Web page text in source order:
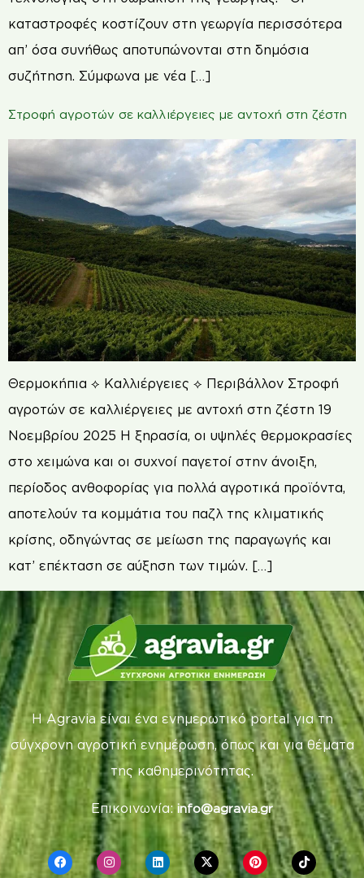
καταστροφές κοστίζουν στη γεωργία περισσότερα
απ’ όσα συνήθως αποτυπώνονται στη δημόσια
συζήτηση. Σύμφωνα με νέα […]
Στροφή αγροτών σε καλλιέργειες με αντοχή στη ζέστη
Θερμοκήπια ⟡ Καλλιέργειες ⟡ Περιβάλλον Στροφή
αγροτών σε καλλιέργειες με αντοχή στη ζέστη 19
Νοεμβρίου 2025 Η ξηρασία, οι υψηλές θερμοκρασίες
στο χειμώνα και οι συχνοί παγετοί στην άνοιξη,
περίοδος ανθοφορίας για πολλά αγροτικά προϊόντα,
αποτελούν τα κομμάτια του παζλ της κλιματικής
κρίσης, οδηγώντας σε μείωση της παραγωγής και
κατ’ επέκταση σε αύξηση των τιμών. […]
Η Agravia είναι ένα ενημερωτικό portal για τη
σύγχρονη αγροτική ενημέρωση, όπως και για θέματα
της καθημερινότητας.
Επικοινωνία: info@agravia.gr